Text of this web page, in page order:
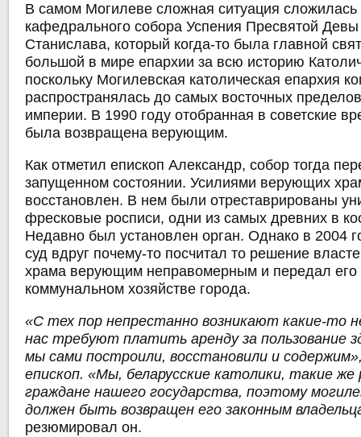
В самом Могилеве сложная ситуация сложилась
кафедрального собора Успения Пресвятой
Станислава, который когда-то была главной
большой в мире епархии за всю историю
поскольку Могилевская католическая епархия
распространялась до самых восточных
империи. В 1990 году отобранная в советские
была возвращена верующим.
Как отметил епископ Александр, собор тогда
запущенном состоянии. Усилиями верующих
восстановлен. В нем были отреставрированы
фресковые росписи, одни из самых древних в
Недавно был установлен орган. Однако в 2004
суд вдруг почему-то посчитал то решение
храма верующим неправомерным и передал
коммунальном хозяйстве города.
«С тех пор непрестанно возникают какие-то
нас требуют платить аренду за пользование
мы сами построили, восстановили и
епископ. «Мы, беларусские католики, такие же
граждане нашего государства, поэтому
должен быть возвращен его законным
резюмировал он.